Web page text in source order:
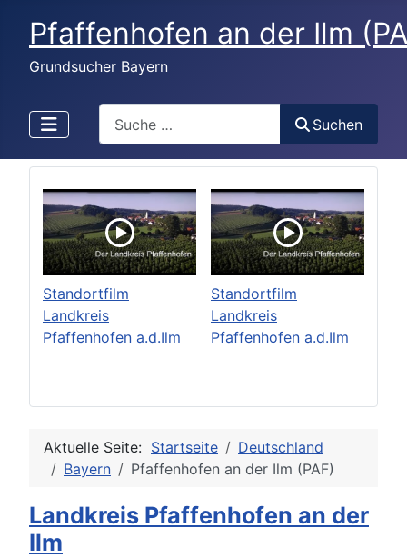
Pfaffenhofen an der Ilm
Grundsucher Bayern
Suchen
Standortfilm
Landkreis
Pfaffenhofen a.d.Ilm
Standortfilm
Landkreis
Pfaffenhofen a.d.Ilm
Aktuelle Seite: Startseite
Deutschland
Bayern
Pfaffenhofen an der Ilm (PAF)
Landkreis Pfaffenhofen an der
Ilm